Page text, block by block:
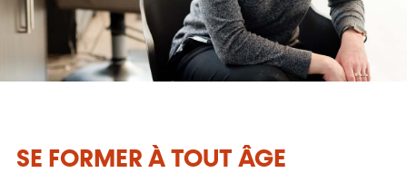
SE FORMER À TOUT ÂGE